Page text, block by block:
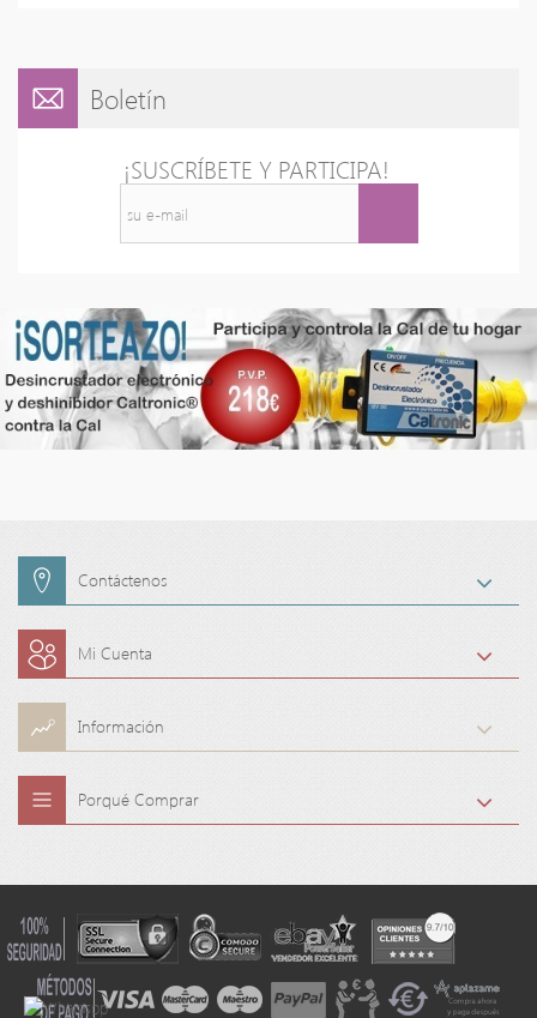
Boletín
¡SUSCRÍBETE Y PARTICIPA!
Contáctenos
Mi Cuenta
Información
Porqué Comprar